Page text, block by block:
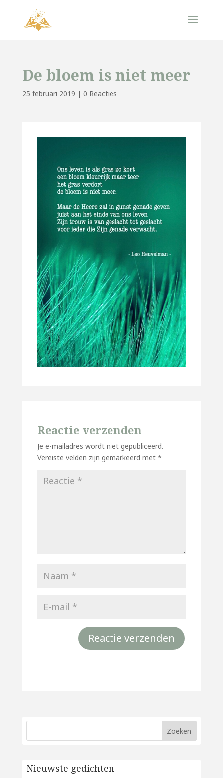
De bloem is niet meer
25 februari 2019 | 0 Reacties
Reactie verzenden
Je e-mailadres wordt niet gepubliceerd.
Vereiste velden zijn gemarkeerd met *
Nieuwste gedichten